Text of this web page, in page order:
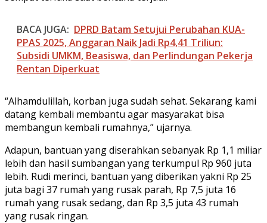
BACA JUGA: DPRD Batam Setujui Perubahan KUA-
PPAS 2025, Anggaran Naik Jadi Rp4,41 Triliun:
Subsidi UMKM, Beasiswa, dan Perlindungan Pekerja
Rentan Diperkuat
“Alhamdulillah, korban juga sudah sehat. Sekarang kami
datang kembali membantu agar masyarakat bisa
membangun kembali rumahnya,” ujarnya.
Adapun, bantuan yang diserahkan sebanyak Rp 1,1 miliar
lebih dan hasil sumbangan yang terkumpul Rp 960 juta
lebih. Rudi merinci, bantuan yang diberikan yakni Rp 25
juta bagi 37 rumah yang rusak parah, Rp 7,5 juta 16
rumah yang rusak sedang, dan Rp 3,5 juta 43 rumah
yang rusak ringan.